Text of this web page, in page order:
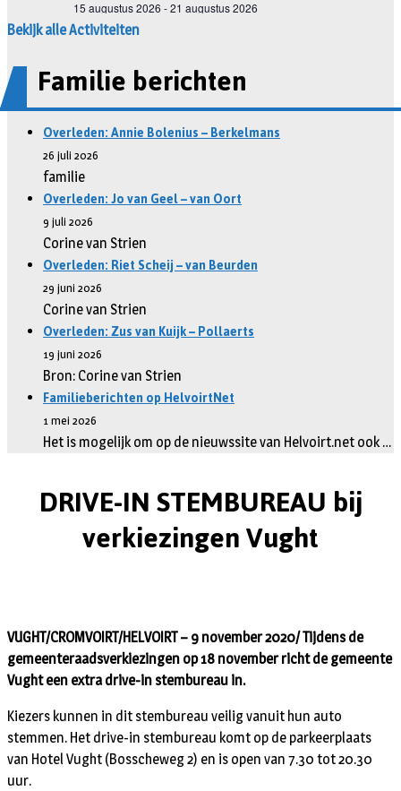
Bekijk alle Activiteiten
Familie berichten
Overleden: Annie Bolenius – Berkelmans
26 juli 2026
familie
Overleden: Jo van Geel – van Oort
9 juli 2026
Corine van Strien
Overleden: Riet Scheij – van Beurden
29 juni 2026
Corine van Strien
Overleden: Zus van Kuijk – Pollaerts
19 juni 2026
Bron: Corine van Strien
Familieberichten op HelvoirtNet
1 mei 2026
Het is mogelijk om op de nieuwssite van Helvoirt.net ook …
DRIVE-IN STEMBUREAU bij
verkiezingen Vught
VUGHT/CROMVOIRT/HELVOIRT – 9 november 2020/ Tijdens de
gemeenteraadsverkiezingen op 18 november richt de gemeente
Vught een extra drive-in stembureau in.
Kiezers kunnen in dit stembureau veilig vanuit hun auto
stemmen. Het drive-in stembureau komt op de parkeerplaats
van Hotel Vught (Bosscheweg 2) en is open van 7.30 tot 20.30
uur.